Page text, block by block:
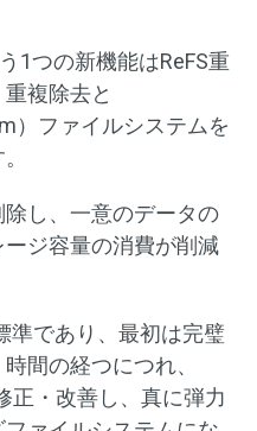
1つの新機能はReFS重
複除去と
）ファイルシステムを
し、一意のデータの
ジ容量の消費が削減
準であり、最初は完璧
間の経つにつれ、
正・改善し、真に弾力